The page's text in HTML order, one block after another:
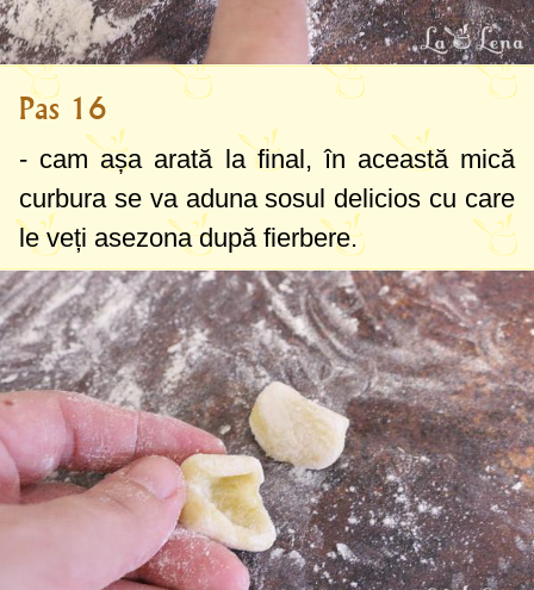
Pas 16
- cam așa arată la final, în această mică
curbura se va aduna sosul delicios cu care
le veți asezona după fierbere.